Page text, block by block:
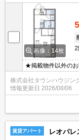
画像：14枚
2
★掲載物件以外のお
探しはタウンハウ
株式会社タウンハウジン
情報更新日 2026/08/06
賃貸アパート レオパレ